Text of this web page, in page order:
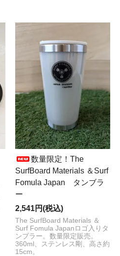
数量限定！The
SurfBoard Materials ＆Surf
Fomula Japan タンブラ
ー
2,541円(税込)
The SurfBoard Materials ＆
Surf Fomula Japanロゴ入りタ
ンブラー。数量限定販売。
360ml、ステンレス剛、高さ約
15cm。